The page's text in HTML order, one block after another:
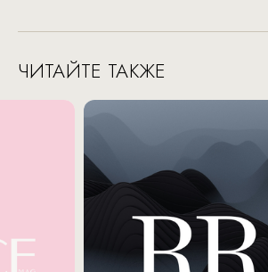
ЧИТАЙТЕ ТАКЖЕ